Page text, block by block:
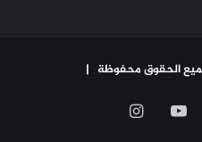
تويتر يوتيوب